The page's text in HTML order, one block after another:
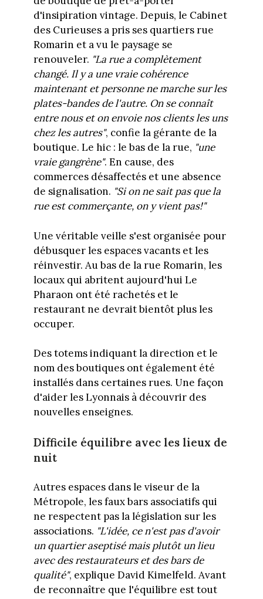
d'insipiration vintage. Depuis, le Cabinet
des Curieuses a pris ses quartiers rue
Romarin et a vu le paysage se
renouveler. "La rue a complètement
changé. Il y a une vraie cohérence
maintenant et personne ne marche sur les
plates-bandes de l'autre. On se connaît
entre nous et on envoie nos clients les uns
chez les autres", confie la gérante de la
boutique. Le hic : le bas de la rue, "une
vraie gangrène". En cause, des
commerces désaffectés et une absence
de signalisation. "Si on ne sait pas que la
rue est commerçante, on y vient pas!"
Une véritable veille s'est organisée pour
débusquer les espaces vacants et les
réinvestir. Au bas de la rue Romarin, les
locaux qui abritent aujourd'hui Le
Pharaon ont été rachetés et le
restaurant ne devrait bientôt plus les
occuper.
Des totems indiquant la direction et le
nom des boutiques ont également été
installés dans certaines rues. Une façon
d'aider les Lyonnais à découvrir des
nouvelles enseignes.
Difficile équilibre avec les lieux de
nuit
Autres espaces dans le viseur de la
Métropole, les faux bars associatifs qui
ne respectent pas la législation sur les
associations. "L'idée, ce n'est pas d'avoir
un quartier aseptisé mais plutôt un lieu
avec des restaurateurs et des bars de
qualité", explique David Kimelfeld. Avant
de reconnaître que l'équilibre est tout